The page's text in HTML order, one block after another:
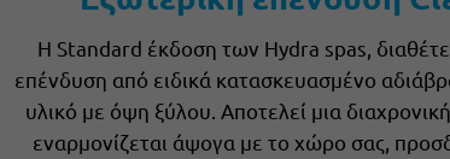
Η Standard έκδοση των Hydra spas,
επένδυση από ειδικά κατασκευασμένο
υλικό με όψη ξύλου. Αποτελεί μια
εναρμονίζεται άψογα με το χώρο σας,